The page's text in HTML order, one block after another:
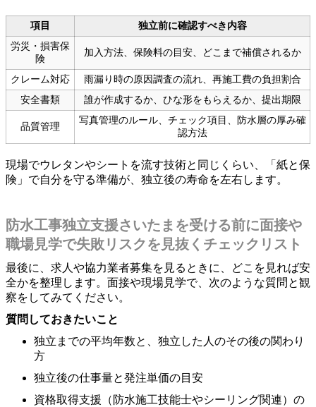
項目
独立前に確認すべき内容
労災・損害保
険
加入方法、保険料の目安、どこまで補償されるか
クレーム対応
雨漏り時の原因調査の流れ、再施工費の負担割合
安全書類
誰が作成するか、ひな形をもらえるか、提出期限
品質管理
写真管理のルール、チェック項目、防水層の厚み確
認方法
現場でウレタンやシートを流す技術と同じくらい、「紙と保
険」で自分を守る準備が、独立後の寿命を左右します。
防水工事独立支援さいたまを受ける前に面接や
職場見学で失敗リスクを見抜くチェックリスト
最後に、求人や協力業者募集を見るときに、どこを見れば安
全かを整理します。面接や現場見学で、次のような質問と観
察をしてみてください。
質問しておきたいこと
独立までの平均年数と、独立した人のその後の関わり
方
独立後の仕事量と発注単価の目安
資格取得支援（防水施工技能士やシーリング関連）の